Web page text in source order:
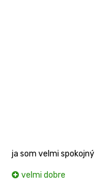
ja som velmi spokojný
velmi dobre